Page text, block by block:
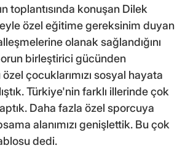
toplantısında konuşan Dilek
özel eğitime gereksinim duyan
olanak sağlandığını
birleştirici gücünden
çocuklarımızı sosyal hayata
Türkiye'nin farklı illerinde çok
Daha fazla özel sporcuya
alanımızı genişlettik. Bu çok
dedi.